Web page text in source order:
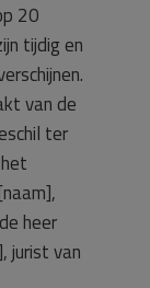
20
tijdig en
van de
ter
heer
jurist van